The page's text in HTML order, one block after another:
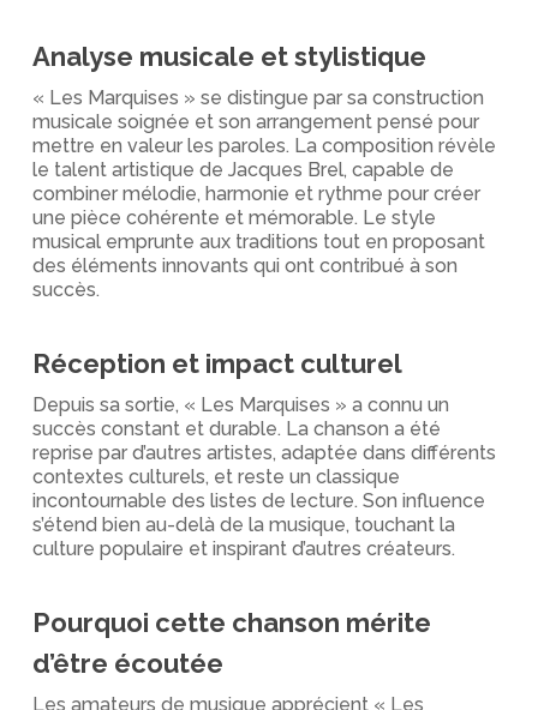
Analyse musicale et stylistique
« Les Marquises » se distingue par sa construction
musicale soignée et son arrangement pensé pour
mettre en valeur les paroles. La composition révèle
le talent artistique de Jacques Brel, capable de
combiner mélodie, harmonie et rythme pour créer
une pièce cohérente et mémorable. Le style
musical emprunte aux traditions tout en proposant
des éléments innovants qui ont contribué à son
succès.
Réception et impact culturel
Depuis sa sortie, « Les Marquises » a connu un
succès constant et durable. La chanson a été
reprise par d’autres artistes, adaptée dans différents
contextes culturels, et reste un classique
incontournable des listes de lecture. Son influence
s’étend bien au-delà de la musique, touchant la
culture populaire et inspirant d’autres créateurs.
Pourquoi cette chanson mérite
d’être écoutée
Les amateurs de musique apprécient « Les